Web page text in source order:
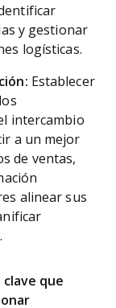
y gestionar
logísticas.
Establecer
intercambio
a un mejor
de ventas,
alinear sus
que